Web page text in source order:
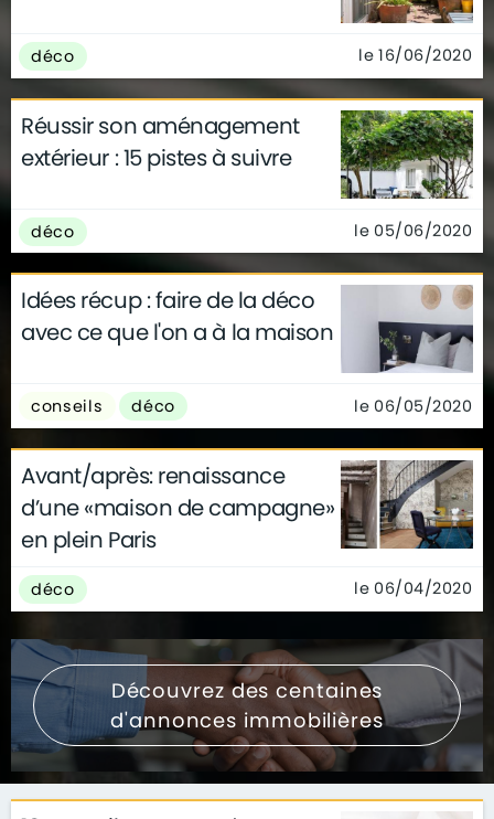
déco le 16/06/2020
Réussir son aménagement
extérieur : 15 pistes à suivre
déco le 05/06/2020
Idées récup : faire de la déco
avec ce que l'on a à la maison
conseils déco le 06/05/2020
Avant/après: renaissance
d’une «maison de campagne»
en plein Paris
déco le 06/04/2020
Découvrez des centaines
d'annonces immobilières